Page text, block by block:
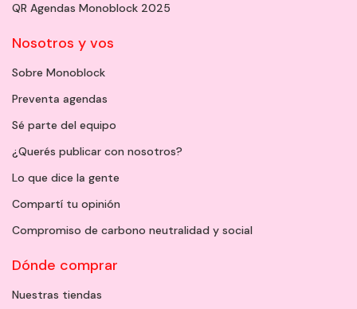
QR Agendas Monoblock 2025
Nosotros y vos
Sobre Monoblock
Preventa agendas
Sé parte del equipo
¿Querés publicar con nosotros?
Lo que dice la gente
Compartí tu opinión
Compromiso de carbono neutralidad y social
Dónde comprar
Nuestras tiendas